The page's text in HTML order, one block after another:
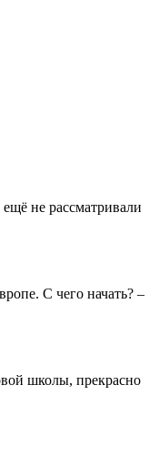
не рассматривали
С чего начать? –
школы, прекрасно